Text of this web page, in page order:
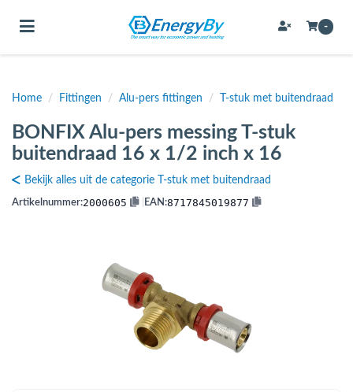
(Bevestigingsmateriaal / schroeven)
(Buffervaten, hygiene boilers & boilervaten)
(Expansievaten)
(Flexibele slangen)
Toggle navigation -
Home / Fittingen / Alu-pers fittingen / T-stuk met buitendraad
BONFIX Alu-pers messing T-stuk
buitendraad 16 x 1/2 inch x 16
Bekijk alles uit de categorie T-stuk met buitendraad
Artikelnummer:2000605 EAN:8717845019877